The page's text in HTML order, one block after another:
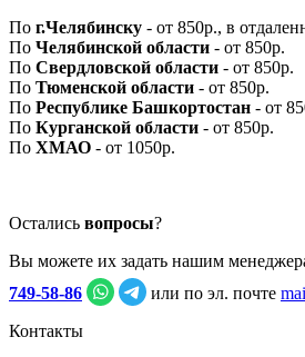
По г.Челябинску - от 850р., в
По Челябинской области - от 850р.
По Свердловской области - от 850р.
По Тюменской области - от 850р.
По Республике Башкортостан - от
По Курганской области - от 850р.
По ХМАО - от 1050р.
Остались вопросы?
Вы можете их задать нашим
749‑58‑86
или по эл. почте
Контакты